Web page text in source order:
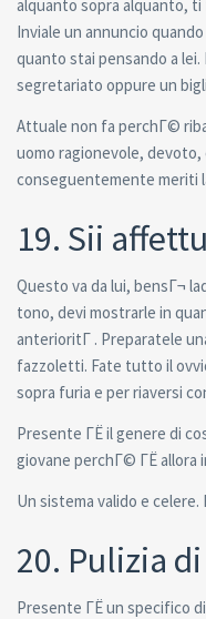
alquanto sopra alquanto,
Inviale un annuncio
quanto stai pensando a
segretariato oppure un
Attuale non fa perchГ©
uomo ragionevole,
conseguentemente meriti
19. Sii
Questo va da lui, bensГ¬
tono, devi mostrarle in
anterioritГ . Preparatele
fazzoletti. Fate tutto il
sopra furia e per riaversi
Presente ГЁ il genere di
giovane perchГ© ГЁ allora
Un sistema valido e celere.
20. Pulizia
Presente ГЁ un specifico